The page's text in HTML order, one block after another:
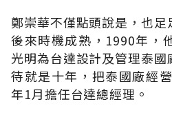
鄭崇華不僅點頭說是，也足
後來時機成熟，1990年，
光明為台達設計及管理泰
待就是十年，把泰國廠經
年1月擔任台達總經理。